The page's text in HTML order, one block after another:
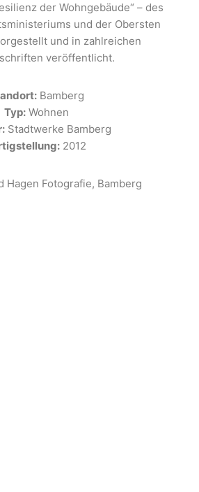
der Wohngebäude“ – des
und der Obersten
und in zahlreichen
veröffentlicht.
Bamberg
Typ:Wohnen
Stadtwerke Bamberg
2012
Hagen Fotografie, Bamberg